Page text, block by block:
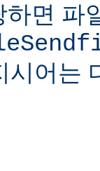
면 파
시어는